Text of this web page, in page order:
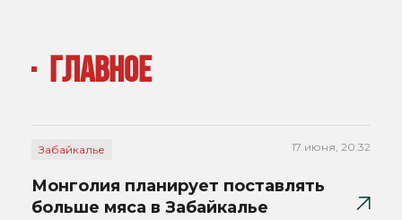
ГЛАВНОЕ
Забайкалье 17 июня, 20:32
Монголия планирует поставлять
больше мяса в Забайкалье